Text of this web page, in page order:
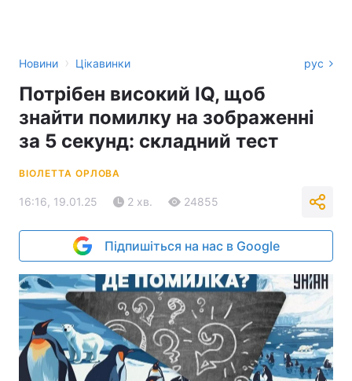
Новини › Цікавинки рус
Потрібен високий IQ, щоб
знайти помилку на зображенні
за 5 секунд: складний тест
ВІОЛЕТТА ОРЛОВА
16:16, 19.01.25 2 хв. 24855
Підпишіться на нас в Google